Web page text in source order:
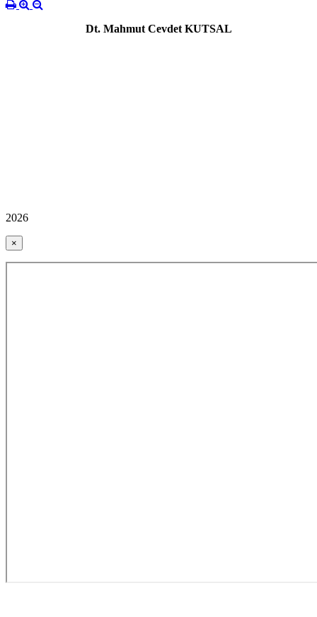
Dt. Mahmut Cevdet KUTSAL
2026
×